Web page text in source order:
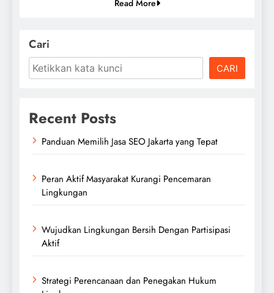
Read More
Cari
CARI
Recent Posts
Panduan Memilih Jasa SEO Jakarta yang Tepat
Peran Aktif Masyarakat Kurangi Pencemaran
Lingkungan
Wujudkan Lingkungan Bersih Dengan Partisipasi
Aktif
Strategi Perencanaan dan Penegakan Hukum